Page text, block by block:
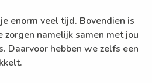
enorm veel tijd. Bovendien is
zorgen namelijk samen met jou
Daarvoor hebben we zelfs een